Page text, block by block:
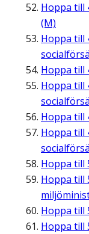
Hoppa till
(M)
Hoppa till
Hoppa till
Hoppa till
Hoppa till
Hoppa till
Hoppa till
Hoppa till
Hoppa till
Hoppa till